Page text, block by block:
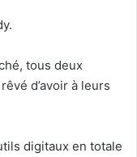
tous deux
d’avoir à leurs
digitaux en totale